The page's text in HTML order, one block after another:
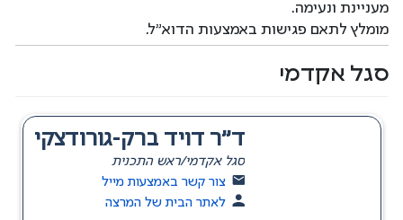
מעניינת ונעימה.
מומלץ לתאם פגישות באמצעות הדוא"ל.
סגל אקדמי
ד"ר דויד ברק-גורודצקי
סגל אקדמי/ראש התכנית
צור קשר באמצעות מייל
לאתר הבית של המרצה